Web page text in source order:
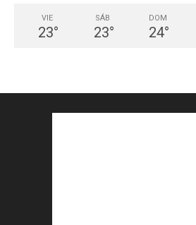
VIE
23°
SÁB
23°
DOM
24°